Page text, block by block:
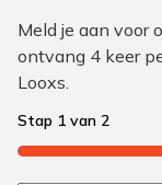
Meld je aan voor
ontvang 4 keer
Looxs.
Stap 1 van 2
50%